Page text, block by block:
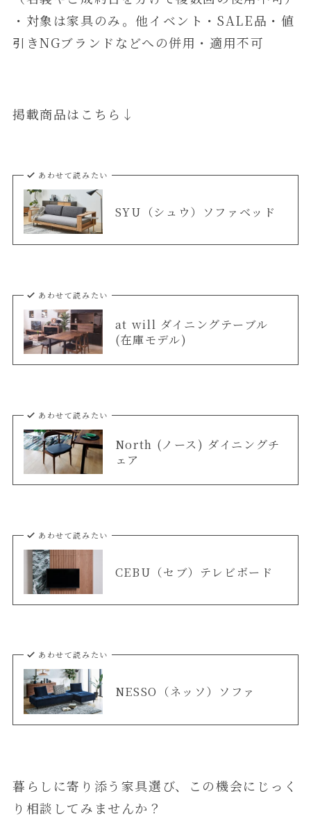
・対象は家具のみ。他イベント・SALE品・値
引きNGブランドなどへの併用・適用不可
掲載商品はこちら↓
あわせて読みたい
SYU（シュウ）ソファベッド
あわせて読みたい
at will ダイニングテーブル
(在庫モデル)
あわせて読みたい
North (ノース) ダイニングチ
ェア
あわせて読みたい
CEBU（セブ）テレビボード
あわせて読みたい
NESSO（ネッソ）ソファ
暮らしに寄り添う家具選び、この機会にじっく
り相談してみませんか？